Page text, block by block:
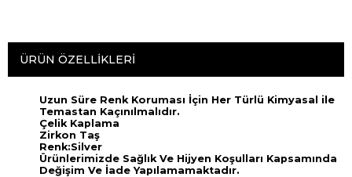
ÜRÜN ÖZELLIKLERI
Uzun Süre Renk Koruması İçin Her Türlü Kimyasal ile
Temastan Kaçınılmalıdır.
Çelik Kaplama
Zirkon Taş
Ren k:Silver
Ürünlerimizde Sağlık Ve Hijyen Koşulları Kapsamında
Değişim Ve İade Yapılamamaktadır.